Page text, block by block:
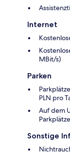
Internet
MBit/s)
Parken
PLN pro
Auf dem
Parkplätze
Sonstige